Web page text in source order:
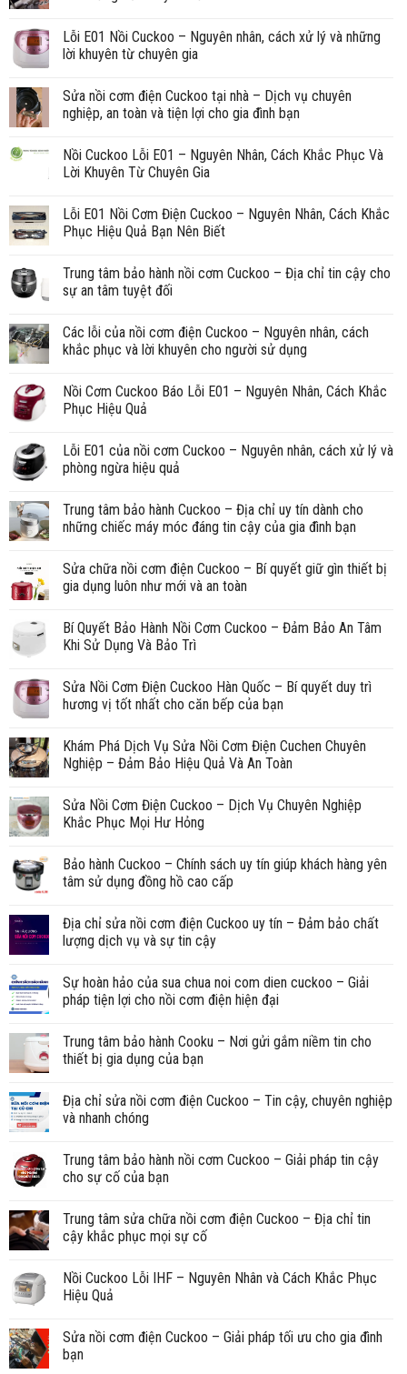
Lỗi E01 Nồi Cuckoo – Nguyên nhân, cách xử lý và những
lời khuyên từ chuyên gia
Sửa nồi cơm điện Cuckoo tại nhà – Dịch vụ chuyên
nghiệp, an toàn và tiện lợi cho gia đình bạn
Nồi Cuckoo Lỗi E01 – Nguyên Nhân, Cách Khắc Phục Và
Lời Khuyên Từ Chuyên Gia
Lỗi E01 Nồi Cơm Điện Cuckoo – Nguyên Nhân, Cách Khắc
Phục Hiệu Quả Bạn Nên Biết
Trung tâm bảo hành nồi cơm Cuckoo – Địa chỉ tin cậy cho
sự an tâm tuyệt đối
Các lỗi của nồi cơm điện Cuckoo – Nguyên nhân, cách
khắc phục và lời khuyên cho người sử dụng
Nồi Cơm Cuckoo Báo Lỗi E01 – Nguyên Nhân, Cách Khắc
Phục Hiệu Quả
Lỗi E01 của nồi cơm Cuckoo – Nguyên nhân, cách xử lý và
phòng ngừa hiệu quả
Trung tâm bảo hành Cuckoo – Địa chỉ uy tín dành cho
những chiếc máy móc đáng tin cậy của gia đình bạn
Sửa chữa nồi cơm điện Cuckoo – Bí quyết giữ gìn thiết bị
gia dụng luôn như mới và an toàn
Bí Quyết Bảo Hành Nồi Cơm Cuckoo – Đảm Bảo An Tâm
Khi Sử Dụng Và Bảo Trì
Sửa Nồi Cơm Điện Cuckoo Hàn Quốc – Bí quyết duy trì
hương vị tốt nhất cho căn bếp của bạn
Khám Phá Dịch Vụ Sửa Nồi Cơm Điện Cuchen Chuyên
Nghiệp – Đảm Bảo Hiệu Quả Và An Toàn
Sửa Nồi Cơm Điện Cuckoo – Dịch Vụ Chuyên Nghiệp
Khắc Phục Mọi Hư Hỏng
Bảo hành Cuckoo – Chính sách uy tín giúp khách hàng yên
tâm sử dụng đồng hồ cao cấp
Địa chỉ sửa nồi cơm điện Cuckoo uy tín – Đảm bảo chất
lượng dịch vụ và sự tin cậy
Sự hoàn hảo của sua chua noi com dien cuckoo – Giải
pháp tiện lợi cho nồi cơm điện hiện đại
Trung tâm bảo hành Cooku – Nơi gửi gắm niềm tin cho
thiết bị gia dụng của bạn
Địa chỉ sửa nồi cơm điện Cuckoo – Tin cậy, chuyên nghiệp
và nhanh chóng
Trung tâm bảo hành nồi cơm Cuckoo – Giải pháp tin cậy
cho sự cố của bạn
Trung tâm sửa chữa nồi cơm điện Cuckoo – Địa chỉ tin
cậy khắc phục mọi sự cố
Nồi Cuckoo Lỗi IHF – Nguyên Nhân và Cách Khắc Phục
Hiệu Quả
Sửa nồi cơm điện Cuckoo – Giải pháp tối ưu cho gia đình
bạn